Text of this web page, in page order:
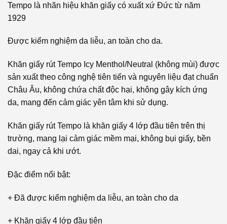
Tempo là nhãn hiệu khăn giấy có xuất xứ Đức từ năm
1929
Được kiểm nghiệm da liễu, an toàn cho da.
Khăn giấy rút Tempo Icy Menthol/Neutral (không mùi) được
sản xuất theo công nghệ tiên tiến và nguyên liệu đạt chuẩn
Châu Âu, không chứa chất độc hại, không gây kích ứng
da, mang đến cảm giác yên tâm khi sử dụng.
Khăn giấy rút Tempo là khăn giấy 4 lớp đầu tiên trên thị
trường, mang lại cảm giác mềm mại, không bụi giấy, bền
dai, ngay cả khi ướt.
Đặc điểm nổi bật:
+ Đã được kiểm nghiệm da liễu, an toàn cho da
+ Khăn giấy 4 lớp đầu tiên